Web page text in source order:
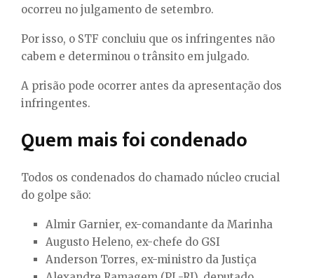
ocorreu no julgamento de setembro.
Por isso, o STF concluiu que os infringentes não
cabem e determinou o trânsito em julgado.
A prisão pode ocorrer antes da apresentação dos
infringentes.
Quem mais foi condenado
Todos os condenados do chamado núcleo crucial
do golpe são:
Almir Garnier, ex-comandante da Marinha
Augusto Heleno, ex-chefe do GSI
Anderson Torres, ex-ministro da Justiça